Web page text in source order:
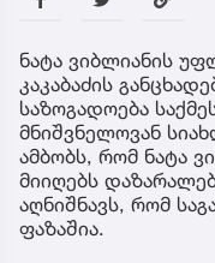
ნატა ვიბლიანის
კაკაბაძის
საზოგადოება
მნიშვნელოვან
ამბობს, რომ ნატა
მიიღებს
აღნიშნავს, რომ
ფაზაშია.